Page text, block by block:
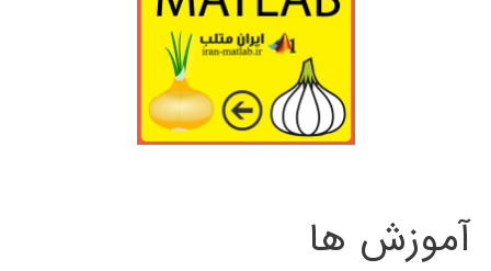
آموزش ها